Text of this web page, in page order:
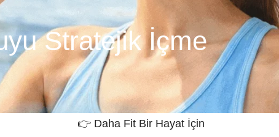
Stratejik İçme
👉 Daha Fit Bir Hayat İçin